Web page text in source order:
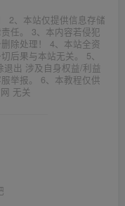
2、本站仅提供信息存储
任。 3、本内容若侵犯
除处理！ 4、本站全资
后果与本站无关。 5、
退出 涉及自身权益/利益
举报。 6、本教程仅供
无关